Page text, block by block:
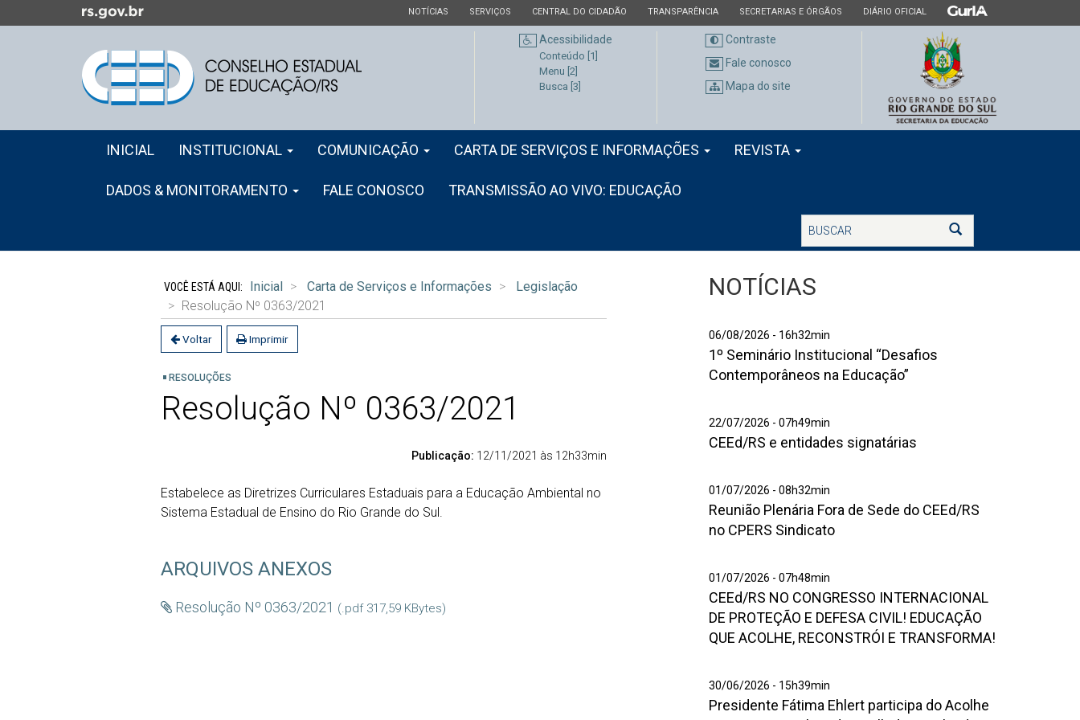
para
ESTADO
NOTÍCIAS ESTADO
SERVIÇOS ESTADO
CENTRAL DO CIDADÃO ESTADO
TRANSPARÊNCIA ESTADO
SECRETARIAS E ÓRGÃOS ESTADO
DIÁRIO OFICIAL ESTADO
Acessibilidade
Conteúdo [1]
Menu [2]
Busca [3]
Contraste
Fale conosco
Mapa do site
INICIAL INSTITUCIONAL COMUNICAÇÃO CARTA DE SERVIÇOS E INFORMAÇÕES REVISTA
DADOS & MONITORAMENTO FALE CONOSCO TRANSMISSÃO AO VIVO: EDUCAÇÃO
Buscar
Buscar
Inicial Carta de Serviços e Informações
Legislação
Resolução Nº 0363/2021
Voltar Imprimir
RESOLUÇÕES
Resolução Nº 0363/2021
Publicação: 12/11/2021 às 12h33min
Estabelece as Diretrizes Curriculares Estaduais para a Educação Ambiental no
Sistema Estadual de Ensino do Rio Grande do Sul.
ARQUIVOS ANEXOS
Resolução Nº 0363/2021 (.pdf 317,59 KBytes)
NOTÍCIAS
1º
Seminário
Institucional
Educação”
06/08/2026 - 16h32min
1º Seminário Institucional “Desafios
Contemporâneos na Educação”
WhatsApp
Image
at
16
53
22/07/2026 - 07h49min
CEEd/RS e entidades signatárias
Reunião
Plenária
Fora
do
CEEd/RS
no
CPERS
01/07/2026 - 08h32min
Reunião Plenária Fora de Sede do CEEd/RS
no CPERS Sindicato
CEEd/RS
NO
CONGRESSO
INTERNACIONAL
E
DEFESA
01/07/2026 - 07h48min
CEEd/RS NO CONGRESSO INTERNACIONAL
DE PROTEÇÃO E DEFESA CIVIL! EDUCAÇÃO
QUE ACOLHE, RECONSTRÓI E TRANSFORMA!
Captura
de
30/06/2026 - 15h39min
Presidente Fátima Ehlert participa do Acolhe